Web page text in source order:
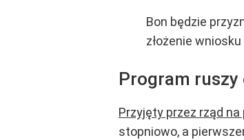
Bon będzie
złożenie
Program ruszy
Przyjęty przez rząd
stopniowo, a